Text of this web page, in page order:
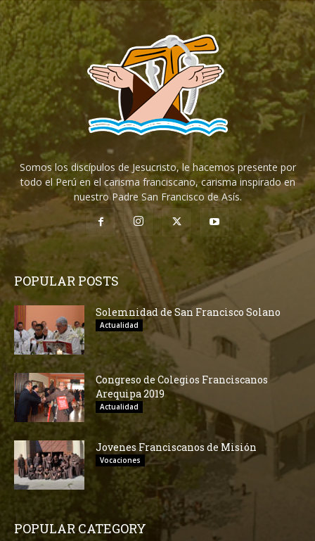
Somos los discípulos de Jesucristo, le hacemos presente por
todo el Perú en el carisma franciscano, carisma inspirado en
nuestro Padre San Francisco de Asís.
POPULAR POSTS
Solemnidad de San Francisco Solano
Actualidad
Congreso de Colegios Franciscanos
Arequipa 2019
Actualidad
Jovenes Franciscanos de Misión
Vocaciones
POPULAR CATEGORY